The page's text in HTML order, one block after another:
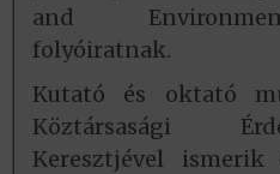
and
folyóiratnak.
Kutató és oktató
Köztársasági
Keresztjével